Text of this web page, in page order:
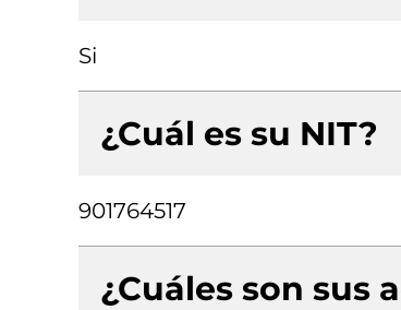
Si
¿Cuál es su NIT?
901764517
¿Cuáles son sus